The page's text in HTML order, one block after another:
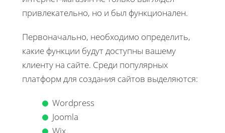
привлекательно, но и был функционален.
Первоначально, необходимо определить,
какие функции будут доступны вашему
клиенту на сайте. Среди популярных
платформ для создания сайтов выделяются:
Wordpress
Joomla
Wix